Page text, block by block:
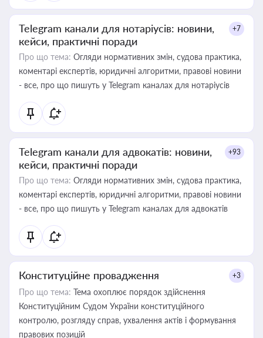
Telegram канали для нотаріусів: новини,
кейси, практичні поради
+7
Про що тема: Огляди нормативних змін, судова практика,
коментарі експертів, юридичні алгоритми, правові новини
- все, про що пишуть у Telegram каналах для нотаріусів
Telegram канали для адвокатів: новини,
кейси, практичні поради
+93
Про що тема: Огляди нормативних змін, судова практика,
коментарі експертів, юридичні алгоритми, правові новини
- все, про що пишуть у Telegram каналах для адвокатів
Конституційне провадження +3
Про що тема: Тема охоплює порядок здійснення
Конституційним Судом України конституційного
контролю, розгляду справ, ухвалення актів і формування
правових позицій